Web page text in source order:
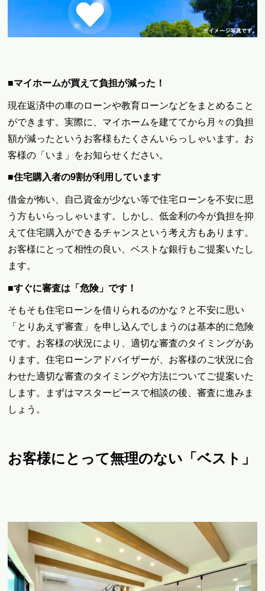
■マイホームが買えて負担が減った！
現在返済中の車のローンや教育ローンなどをまとめること
ができます。実際に、マイホームを建ててから月々の負担
額が減ったというお客様もたくさんいらっしゃいます。お
客様の「いま」をお知らせください。
■住宅購入者の9割が利用しています
借金が怖い、自己資金が少ない等で住宅ローンを不安に思
う方もいらっしゃいます。しかし、低金利の今が負担を抑
えて住宅購入ができるチャンスという考え方もあります。
お客様にとって相性の良い、ベストな銀行もご提案いたし
ます。
■すぐに審査は「危険」です！
そもそも住宅ローンを借りられるのかな？と不安に思い
「とりあえず審査」を申し込んでしまうのは基本的に危険
です。お客様の状況により、適切な審査のタイミングがあ
ります。住宅ローンアドバイザーが、お客様のご状況に合
わせた適切な審査のタイミングや方法についてご提案いた
します。まずはマスターピースで相談の後、審査に進みま
しょう。
お客様にとって無理のない「ベスト」